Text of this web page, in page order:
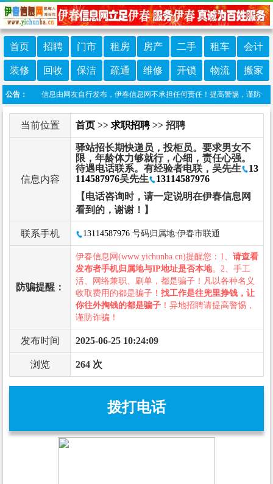
首页 招聘 门市 租房 房产 二手 租车 会计
装修 回收 保洁 疏通 维修 开锁 物流 搬家
公告：
：本栏目信息由网友自行发布，伊春信息网不承担任何责任！提高警惕，谨防诈
当前位置 首页 >> 求职招聘>> 招聘
信息内容
驿站招长期快递员，投柜员。要求男女不
限，年龄体力够就行，心细，责任心强。
待遇电话联系。有经验者电联，吴先生
13
114587976吴先生
13114587976
【电话咨询时，请一定说明在伊春信息网
看到的，谢谢！】
联系手机 13114587976 号码归属地:伊春市联通
防骗提醒：
伊春信息网(www.yichunba.cn)提醒您：1、 请查看
发布者手机归属地与IP地址是否本地。2、手工
活、网络兼职、刷单，都是骗子！凡以各种名义
收取费用的都是骗子！ 找工作是往兜里挣钱，让
你往外掏钱的都是骗子 ！异地招聘请提高警惕，
谨防诈骗！
发布时间 2025-06-25 10:24:09
浏览 264 次
拨打电话